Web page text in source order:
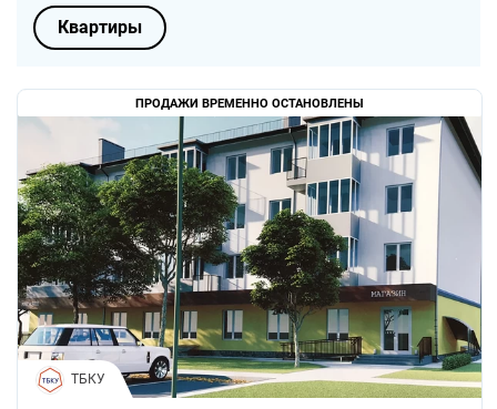
Квартиры
ПРОДАЖИ ВРЕМЕННО ОСТАНОВЛЕНЫ
ТБКУ